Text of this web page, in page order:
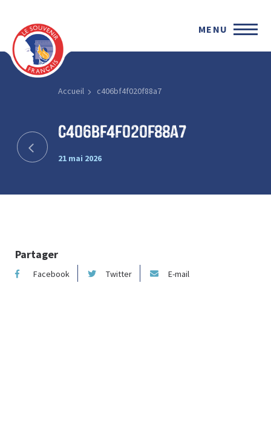
MENU
Accueil c406bf4f020f88a7
c406bf4f020f88a7
21 mai 2026
Partager
Facebook Twitter E-mail